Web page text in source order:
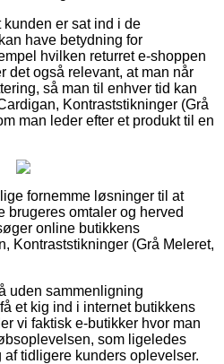
kunden er sat ind i de
have betydning for
hvilken returret e-shoppen
det også relevant, at man når
så man til enhver tid kan
Kontraststikninger (Grå
man leder efter et produkt til en
fornemme løsninger til at
brugeres omtaler og herved
online butikkens
Kontraststikninger (Grå Meleret,
uden sammenligning
et kig ind i internet butikkens
vi faktisk e-butikker hvor man
som ligeledes
tidligere kunders oplevelser.